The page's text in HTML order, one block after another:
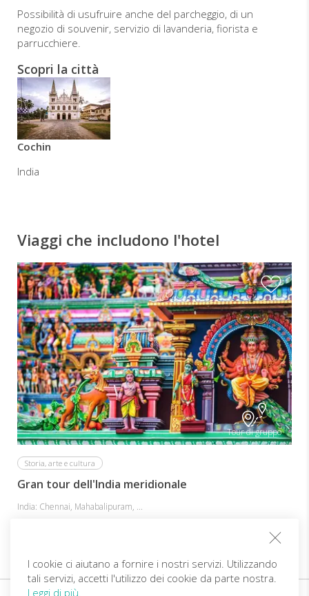
Possibilità di usufruire anche del parcheggio, di un
negozio di souvenir, servizio di lavanderia, fiorista e
parrucchiere.
Scopri la città
Cochin
India
Viaggi che includono l'hotel
Tour di gruppo
Storia, arte e cultura
Gran tour dell'India meridionale
India: Chennai, Mahabalipuram, ...
I cookie ci aiutano a fornire i nostri servizi. Utilizzando
tali servizi, accetti l'utilizzo dei cookie da parte nostra.
Leggi di più.